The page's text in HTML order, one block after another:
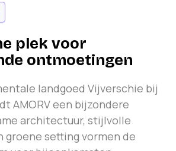
plek voor
ontmoetingen
landgoed Vijverschie bij
AMORV een bijzondere
architectuur, stijlvolle
groene setting vormen de